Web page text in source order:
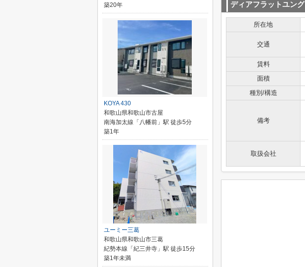
ディアフラットユング
所在地
交通
賃料
面積
種別/構造
備考
取扱会社
築20年
KOYA 430
和歌山県和歌山市古屋
南海加太線「八幡前」駅 徒歩5分
築1年
ユーミー三葛
和歌山県和歌山市三葛
紀勢本線「紀三井寺」駅 徒歩15分
築1年未満